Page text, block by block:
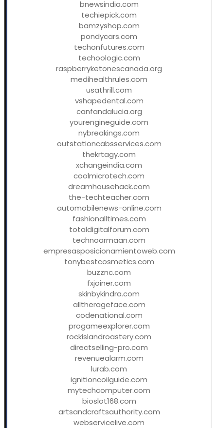
bnewsindia.com
techiepick.com
bamzyshop.com
pondycars.com
techonfutures.com
techoologic.com
raspberryketonescanada.org
medihealthrules.com
usathrill.com
vshapedental.com
canfandalucia.org
yourengineguide.com
nybreakings.com
outstationcabsservices.com
thekrtagy.com
xchangeindia.com
coolmicrotech.com
dreamhousehack.com
the-techteacher.com
automobilenews-online.com
fashionalltimes.com
totaldigitalforum.com
technoarmaan.com
empresasposicionamientoweb.com
tonybestcosmetics.com
buzznc.com
fxjoiner.com
skinbykindra.com
alltherageface.com
codenational.com
progameexplorer.com
rockislandroastery.com
directselling-pro.com
revenuealarm.com
lurab.com
ignitioncoilguide.com
mytechcomputer.com
bioslot168.com
artsandcraftsauthority.com
webservicelive.com